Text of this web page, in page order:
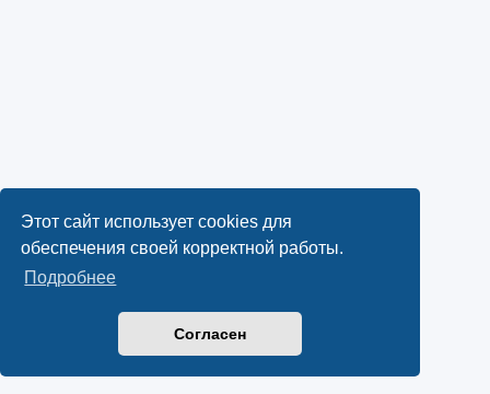
Этот сайт использует cookies для
обеспечения своей корректной работы.
Подробнее
Согласен